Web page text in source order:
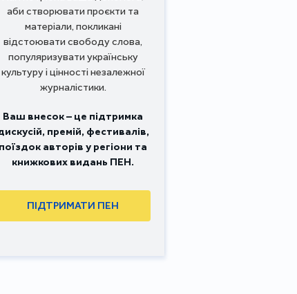
аби створювати проєкти та
матеріали, покликані
відстоювати свободу слова,
популяризувати українську
культуру і цінності незалежної
журналістики.
Ваш внесок – це підтримка
премій, фестивалів,
поїздок авторів у регіони та
книжкових видань ПЕН.
ПІДТРИМАТИ ПЕН